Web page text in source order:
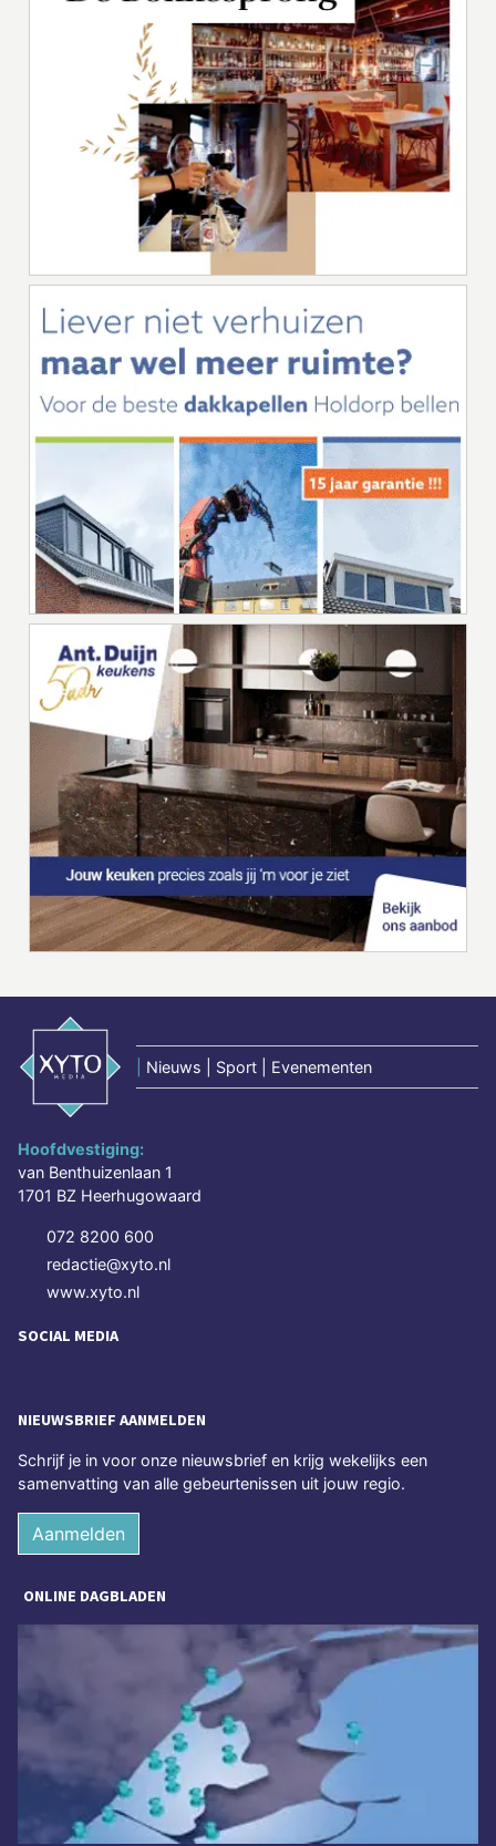
Nieuws | Sport | Evenementen
Hoofdvestiging:
van Benthuizenlaan 1
1701 BZ Heerhugowaard
072 8200 600
redactie@xyto.nl
www.xyto.nl
SOCIAL MEDIA
NIEUWSBRIEF AANMELDEN
Schrijf je in voor onze nieuwsbrief en krijg wekelijks een
samenvatting van alle gebeurtenissen uit jouw regio.
Aanmelden
ONLINE DAGBLADEN